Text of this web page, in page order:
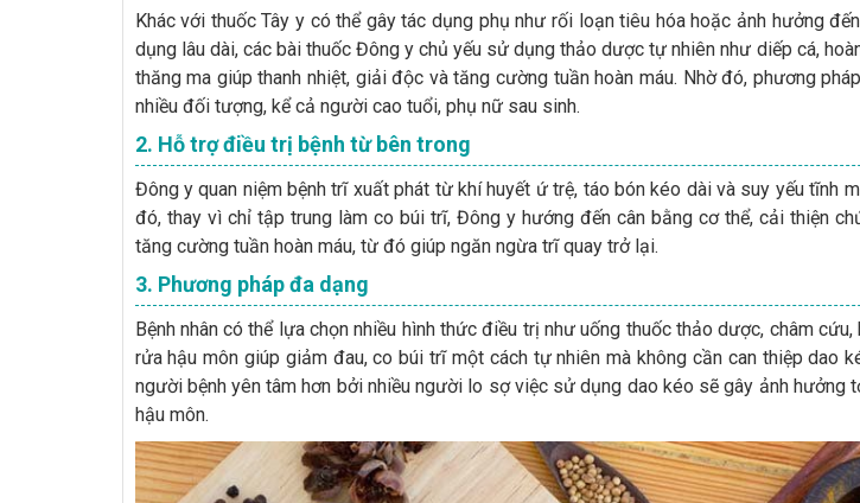
Khác với thuốc Tây y có thể gây tác dụng phụ như rối loạn tiêu hóa hoặc ảnh hưởng
dụng lâu dài, các bài thuốc Đông y chủ yếu sử dụng thảo dược tự nhiên như diếp cá,
thăng ma giúp thanh nhiệt, giải độc và tăng cường tuần hoàn máu. Nhờ đó, phương
nhiều đối tượng, kể cả người cao tuổi, phụ nữ sau sinh.
2. Hỗ trợ điều trị bệnh từ bên trong
Đông y quan niệm bệnh trĩ xuất phát từ khí huyết ứ trệ, táo bón kéo dài và suy yếu tĩnh
đó, thay vì chỉ tập trung làm co búi trĩ, Đông y hướng đến cân bằng cơ thể, cải thiện
tăng cường tuần hoàn máu, từ đó giúp ngăn ngừa trĩ quay trở lại.
3. Phương pháp đa dạng
Bệnh nhân có thể lựa chọn nhiều hình thức điều trị như uống thuốc thảo dược, châm cứu,
rửa hậu môn giúp giảm đau, co búi trĩ một cách tự nhiên mà không cần can thiệp dao
người bệnh yên tâm hơn bởi nhiều người lo sợ việc sử dụng dao kéo sẽ gây ảnh hưởng
hậu môn.